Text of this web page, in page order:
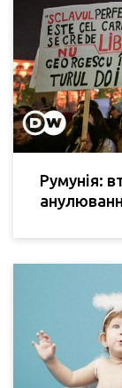
Румунія: